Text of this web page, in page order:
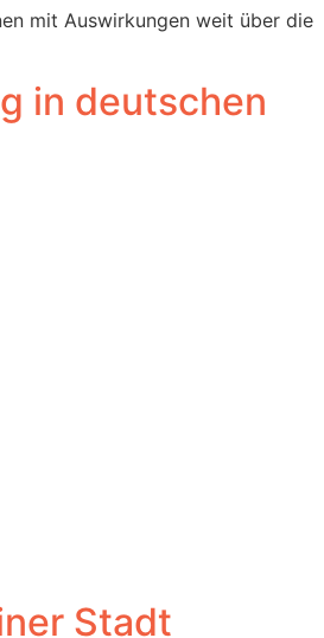
mit Auswirkungen weit über die
in deutschen
Stadt